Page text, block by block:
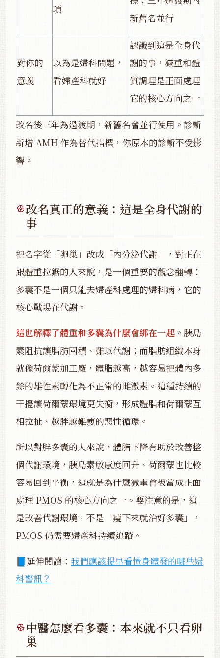
項
新舊名並行
對你的
意義
以為是婦科問題，
看婦產科就好
認識到這是全身代
謝的事，減重和體
質調理是正面處理
它的核心方向之一
改名後三年為過渡期，新舊名會並行使用。診斷
新增 AMH 作為替代指標，你原本的診斷不受影
響。
改名真正的意義：這是全身代謝的
事
把名字從「卵巢」改成「內分泌代謝」，對正在
跟體重拉鋸的人來說，是一個重要的觀念翻轉：
多囊不是一個只能去婦產科處理的婦科病，它的
核心戰場在代謝。
這也解釋了體重和多囊為什麼會綁在一起 。胰島
素阻抗讓脂肪囤積、難以代謝；而脂肪組織本身
就像荷爾蒙加工廠，體脂越高，越容易把體內多
餘的雄性素轉化為不正常的雌激素。這種持續的
干擾讓荷爾蒙環境更失衡，形成體脂和荷爾蒙互
相拉扯、越胖越難瘦的惡性循環。
所以對胖多囊的人來說，體脂下降有助於改善整
個代謝環境，胰島素敏感度回升、荷爾蒙也比較
容易回到平衡，這就是為什麼減重會被當成正面
處理 PMOS 的核心方向之一。要注意的是，這
是改善代謝環境，不是「瘦下來就治好多囊」，
PMOS 仍需要婦產科持續追蹤。
📘延伸閱讀： 我們應該提早看懂身體發的哪些婦
科警訊？
中醫怎麼看多囊：本來就不只看卵
巢